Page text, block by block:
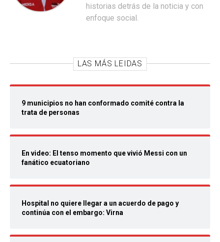
historias detrás de la noticia y con
enfoque social.
LAS MÁS LEIDAS
9 municipios no han conformado comité contra la
trata de personas
En video: El tenso momento que vivió Messi con un
fanático ecuatoriano
Hospital no quiere llegar a un acuerdo de pago y
continúa con el embargo: Virna